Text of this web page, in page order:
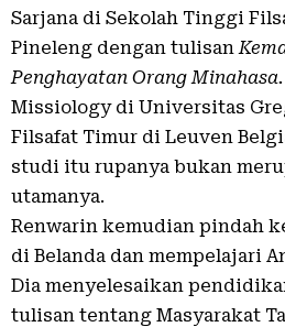
Sarjana di Sekolah Tinggi
Pineleng dengan tulisan
Penghayatan Orang Minahasa.
Missiology di Universitas
Filsafat Timur di Leuven
studi itu rupanya bukan
utamanya.
Renwarin kemudian pindah
di Belanda dan mempelajari
Dia menyelesaikan
tulisan tentang Masyarakat